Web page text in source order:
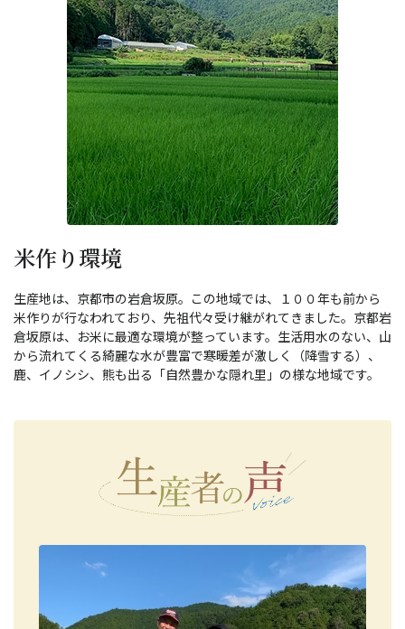
米作り環境
生産地は、京都市の岩倉坂原。この地域では、１００年も前から
米作りが行なわれており、先祖代々受け継がれてきました。京都岩
倉坂原は、お米に最適な環境が整っています。生活用水のない、山
から流れてくる綺麗な水が豊富で寒暖差が激しく（降雪する）、
鹿、イノシシ、熊も出る「自然豊かな隠れ里」の様な地域です。